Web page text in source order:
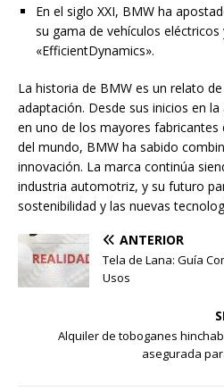
En el siglo XXI, BMW ha
su gama de vehículos eléctricos
«EfficientDynamics».
La historia de BMW es un relato
adaptación. Desde sus inicios en
en uno de los mayores
del mundo, BMW ha sabido
innovación. La marca continúa
industria automotriz, y su futuro
sostenibilidad y las nuevas
ANTERIOR
Tela de Lana: Guía
Usos
Alquiler de toboganes
asegurada